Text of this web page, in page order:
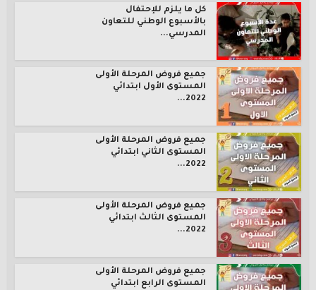
كل ما يلزم للإحتفال
بالأسبوع الوطني للتعاون
المدرسي...
جميع فروض المرحلة الأولى
المستوى الأول ابتدائي
2022...
جميع فروض المرحلة الأولى
المستوى الثاني ابتدائي
2022...
جميع فروض المرحلة الأولى
المستوى الثالث ابتدائي
2022...
جميع فروض المرحلة الأولى
المستوى الرابع ابتدائي